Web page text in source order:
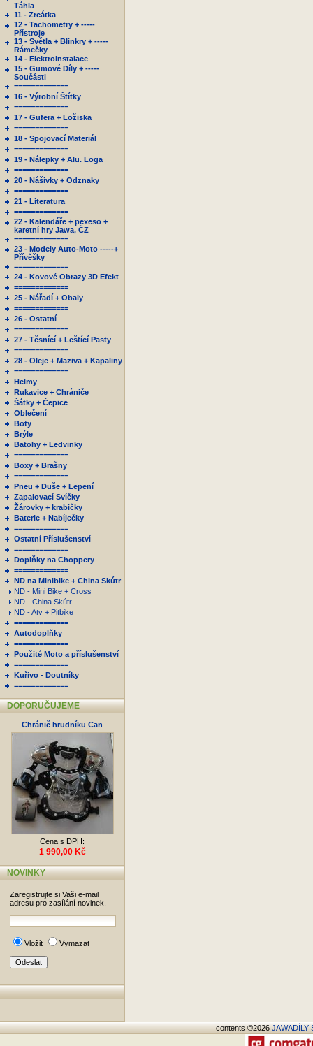
Táhla
11 - Zrcátka
12 - Tachometry + -----
Přístroje
13 - Světla + Blinkry + -----
Rámečky
14 - Elektroinstalace
15 - Gumové Díly + -----
Součásti
=============
16 - Výrobní Štítky
=============
17 - Gufera + Ložiska
=============
18 - Spojovací Materiál
=============
19 - Nálepky + Alu. Loga
=============
20 - Nášivky + Odznaky
=============
21 - Literatura
=============
22 - Kalendáře + pexeso +
karetní hry Jawa, ČZ
=============
23 - Modely Auto-Moto -----+
Přívěšky
=============
24 - Kovové Obrazy 3D Efekt
=============
25 - Nářadí + Obaly
=============
26 - Ostatní
=============
27 - Těsnící + Leštící Pasty
=============
28 - Oleje + Maziva + Kapaliny
=============
Helmy
Rukavice + Chrániče
Šátky + Čepice
Oblečení
Boty
Brýle
Batohy + Ledvinky
=============
Boxy + Brašny
=============
Pneu + Duše + Lepení
Zapalovací Svíčky
Žárovky + krabičky
Baterie + Nabíječky
=============
Ostatní Příslušenství
=============
Doplňky na Choppery
=============
ND na Minibike + China Skútr
ND - Mini Bike + Cross
ND - China Skútr
ND - Atv + Pitbike
=============
Autodoplňky
=============
Použité Moto a příslušenství
=============
Kuřivo - Doutníky
=============
DOPORUČUJEME
Chránič hrudníku Can
Cena s DPH:
1 990,00 Kč
NOVINKY
Zaregistrujte si Vaši e-mail
adresu pro zasílání novinek.
Vložit Vymazat
contents ©2026JAWADÍLY